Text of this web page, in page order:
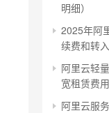
明细）
2025年阿
续费和转
阿里云轻
宽租赁费
阿里云服